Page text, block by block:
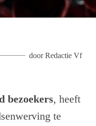
doorRedactie Vf
bezoekers, heeft
te